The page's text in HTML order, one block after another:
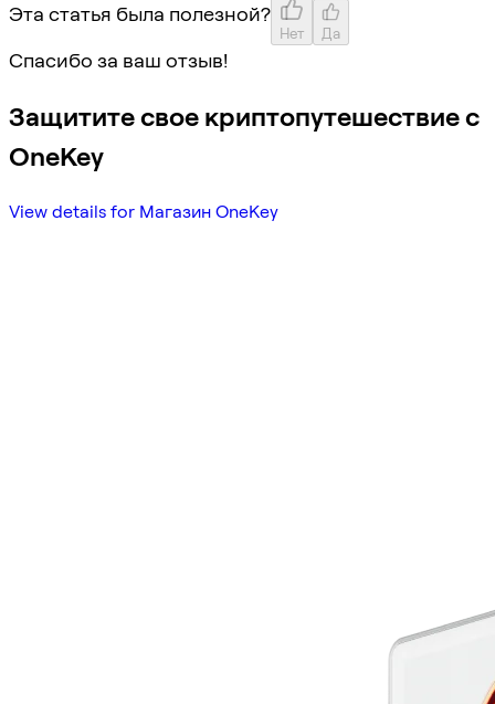
Эта статья была полезной?
Нет Да
Спасибо за ваш отзыв!
Защитите свое криптопутешествие с
OneKey
View details for Магазин OneKey